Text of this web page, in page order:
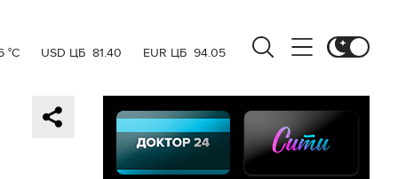
°C USD ЦБ 81.40 EUR ЦБ 94.05